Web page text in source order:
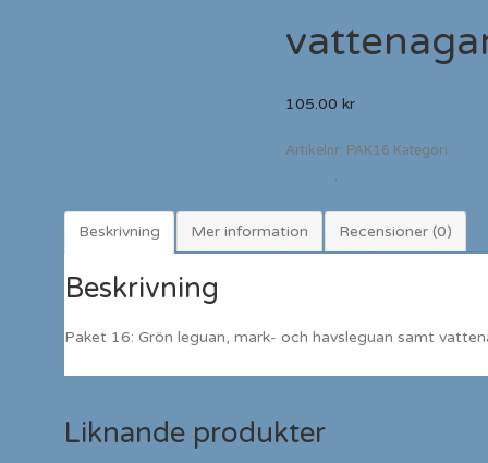
105.00 kr
Artikelnr: PAK16 Kategori:
,
Beskrivning Mer information Recensioner (0)
Beskrivning
Paket 16: Grön leguan, mark- och havsleguan samt
Liknande produkter